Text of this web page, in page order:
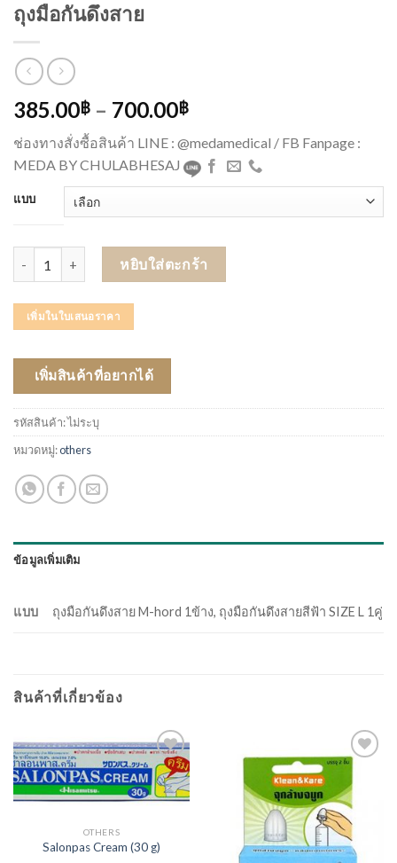
ถุงมือกันดึงสาย
385.00฿ – 700.00฿
ช่องทางสั่งซื้อสินค้า LINE : @medamedical / FB Fanpage :
MEDA BY CHULABHESAJ
แบบ
จำนวน ถุงมือกันดึงสาย ชิ้นหยิบใส่ตะกร้า
เพิ่มในใบเสนอราคา
เพิ่มสินค้าที่อยากได้
รหัสสินค้า:ไม่ระบุ
หมวดหมู่:others
ข้อมูลเพิ่มเติม
แบบ ถุงมือกันดึงสาย M-hord 1ข้าง, ถุงมือกันดึงสายสีฟ้า SIZE L 1คู่
สินค้าที่เกี่ยวข้อง
OTHERS
Salonpas Cream (30 g)